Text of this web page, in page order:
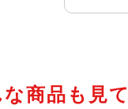
商品も見